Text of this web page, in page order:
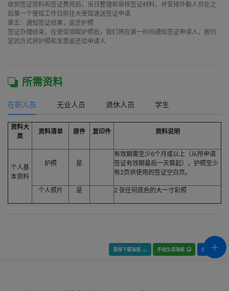
收到签证资料和签证费用后，当日整理和审核签证材料，并安排外勤人员在之
后第一个使馆工作日前往大使馆递送签证申请
第五：通知签证结果，返还护照
签证办理结束，在使馆领取护照后，我们将在第一时间通知签证申请人，按约
定的方式将护照和发票返还给申请人
所需资料
在职人员 无业人员 退休人员 学生
资料大
类
资料清单 原件 复印件 资料说明
个人基
本资料
护照 是
有效期需至少6个月或以上（从所申请
签证有效期最后一天算起），护照至少
有2页供使用的签证空白页。
个人照片 是 2 张任何底色的大一寸彩照
直接下载海报 手动生成海报 分享